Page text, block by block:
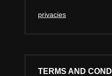
privacies
TERMS AND